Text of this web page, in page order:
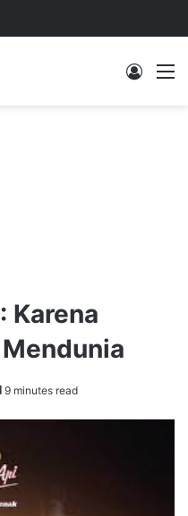
Log In
Karena
Mendunia
9 minutes read